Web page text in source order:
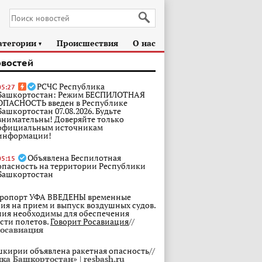
► Происшествия О нас
РСЧС Республика
Режим БЕСПИЛОТНАЯ
введен в Республике
07.08.2026. Будьте
Доверяйте только
источникам
Объявлена Беспилотная
на территории Республики
УФА ВВЕДЕНЫ временные
на прием и выпуск воздушных судов.
необходимы для обеспечения
полетов.Говорит Росавиация//
объявлена ракетная опасность//
Башкортостан» | resbash.ru